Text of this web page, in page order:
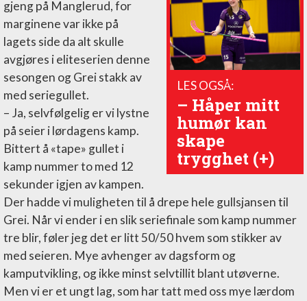
LES OGSÅ:
– Håper mitt
humør kan
skape
trygghet (+)
gjeng på Manglerud, for
marginene var ikke på
lagets side da alt skulle
avgjøres i eliteserien denne
sesongen og Grei stakk av
med seriegullet.
– Ja, selvfølgelig er vi lystne
på seier i lørdagens kamp.
Bittert å «tape» gullet i
kamp nummer to med 12
sekunder igjen av kampen.
Der hadde vi muligheten til å drepe hele gullsjansen til
Grei. Når vi ender i en slik seriefinale som kamp nummer
tre blir, føler jeg det er litt 50/50 hvem som stikker av
med seieren. Mye avhenger av dagsform og
kamputvikling, og ikke minst selvtillit blant utøverne.
Men vi er et ungt lag, som har tatt med oss mye lærdom